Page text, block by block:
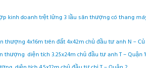
kinh doanh trệt lửng 3 lầu sân thượng có thang
thượng 4x16m trên đất 4x42m chủ đầu tư anh N –
diện tích 3.25x24m chủ đầu tư anh T – Quận